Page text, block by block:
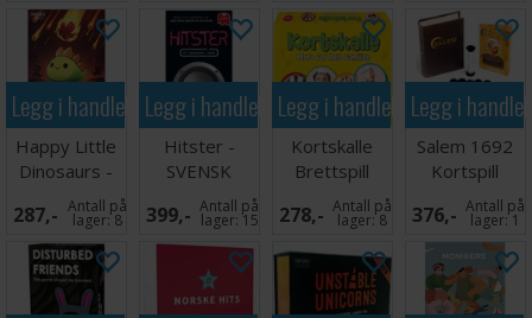
Legg i handlekurven
Happy Little
Dinosaurs -
Norske regler
287,- Antall på
lager:8
Legg i handlekurven
Hitster -
SVENSK
399,- Antall på
lager: 15
Legg i handlekurven
Kortskalle
Brettspill
278,- Antall på
lager:8
Legg i
Salem 1692
Kortspill
376,- Antall på
lager:1